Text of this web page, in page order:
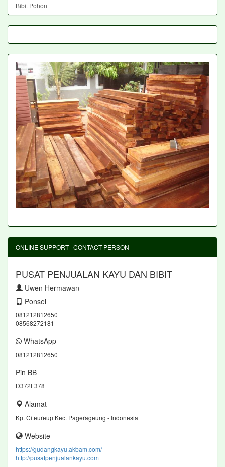
Bibit Pohon
ONLINE SUPPORT | CONTACT PERSON
PUSAT PENJUALAN KAYU DAN BIBIT
Uwen Hermawan
Ponsel
081212812650
08568272181
WhatsApp
081212812650
Pin BB
D372F378
Alamat
Kp. Citeureup Kec. Pagerageung - Indonesia
Website
https://gudangkayu.akbam.com/
http://pusatpenjualankayu.com